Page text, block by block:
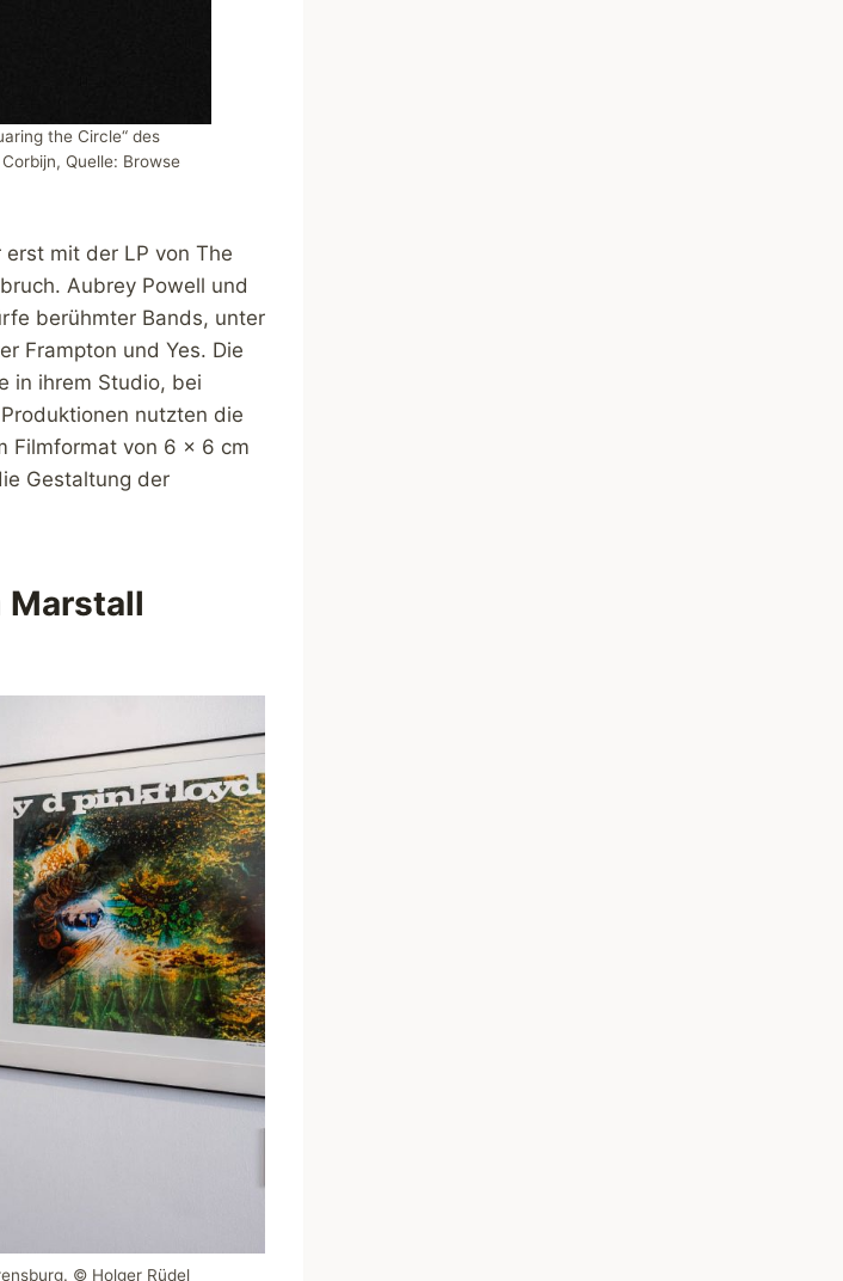
the Circle“ des
Quelle: Browse
mit der LP von The
Aubrey Powell und
berühmter Bands, unter
Frampton und Yes. Die
in ihrem Studio, bei
nutzten die
Filmformat von 6 x 6 cm
Gestaltung der
Marstall
© Holger Rüdel